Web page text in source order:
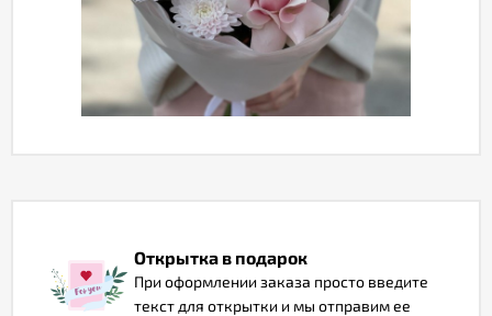
Публичная
Политика
конфиденциальности
Открытка в подарок
При оформлении заказа просто введите
текст для открытки и мы отправим ее